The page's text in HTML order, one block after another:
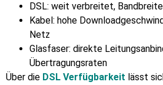
DSL: weit verbreitet,
Kabel: hohe
Netz
Glasfaser: direkte
Übertragungsraten
Über die DSL Verfügbarkeit lässt